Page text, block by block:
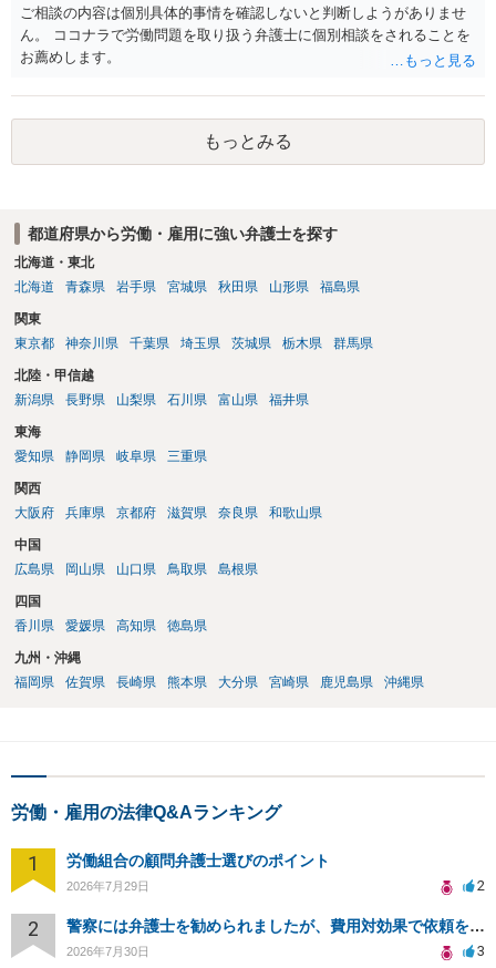
ら控除（損益相殺）されますが、それを超えた部分は、会社もしく
は、第三者から支払ってもらうことになります。 会社等との交渉が必
要になると思います（良い会社でしたら、自ら話してくると思います
の弁護士にご相談ください。 以上、ご参考まで。
ご相談の内容は個別具体的事情を確認しないと判断しようがありませ
ん。 ココナラで労働問題を取り扱う弁護士に個別相談をされることを
お薦めします。
もっとみる
都道府県から労働・雇用に強い弁護士を探す
北海道・東北
北海道
青森県 岩手県 宮城県 秋田県 山形県 福島県
関東
東京都
神奈川県 千葉県 埼玉県 茨城県 栃木県 群馬県
北陸・甲信越
新潟県
長野県 山梨県 石川県 富山県 福井県
東海
愛知県
静岡県 岐阜県 三重県
関西
大阪府
兵庫県 京都府 滋賀県 奈良県 和歌山県
中国
広島県
岡山県 山口県 鳥取県 島根県
四国
香川県
愛媛県 高知県 徳島県
九州・沖縄
福岡県
佐賀県 長崎県 熊本県 大分県 宮崎県 鹿児島県 沖縄県
労働・雇用の法律Q&Aランキング
1 労働組合の顧問弁護士選びのポイント
2026年7月29日 2
2 警察には弁護士を勧められましたが、費用対効果で依頼をすることを躊躇しています。
2026年7月30日 3